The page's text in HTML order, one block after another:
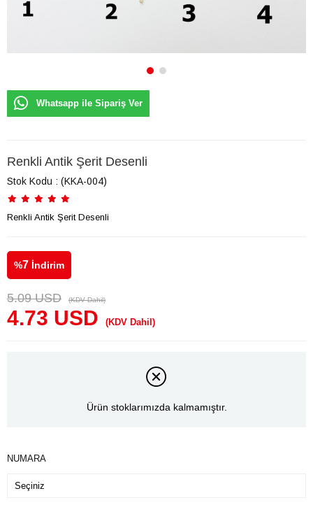
Whatsapp ile Sipariş Ver
Renkli Antik Şerit Desenli
Stok Kodu (KKA-004)
Renkli Antik Şerit Desenli
%7 İndirim
5.09 USD (KDV Dahil)
4.73 USD (KDV Dahil)
Ürün stoklarımızda kalmamıştır.
NUMARA